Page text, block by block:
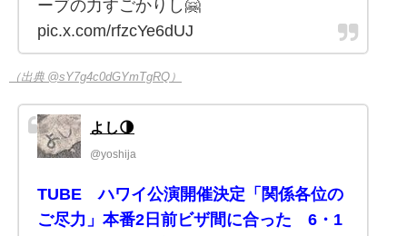
ーブの力すごかりし🤗
pic.x.com/rfzcYe6dUJ
（出典 @sY7g4c0dGYmTgRQ）
よし🌗
@yoshija
TUBE ハワイ公演開催決定「関係各位の
ご尽力」本番2日前ビザ間に合った 6・1